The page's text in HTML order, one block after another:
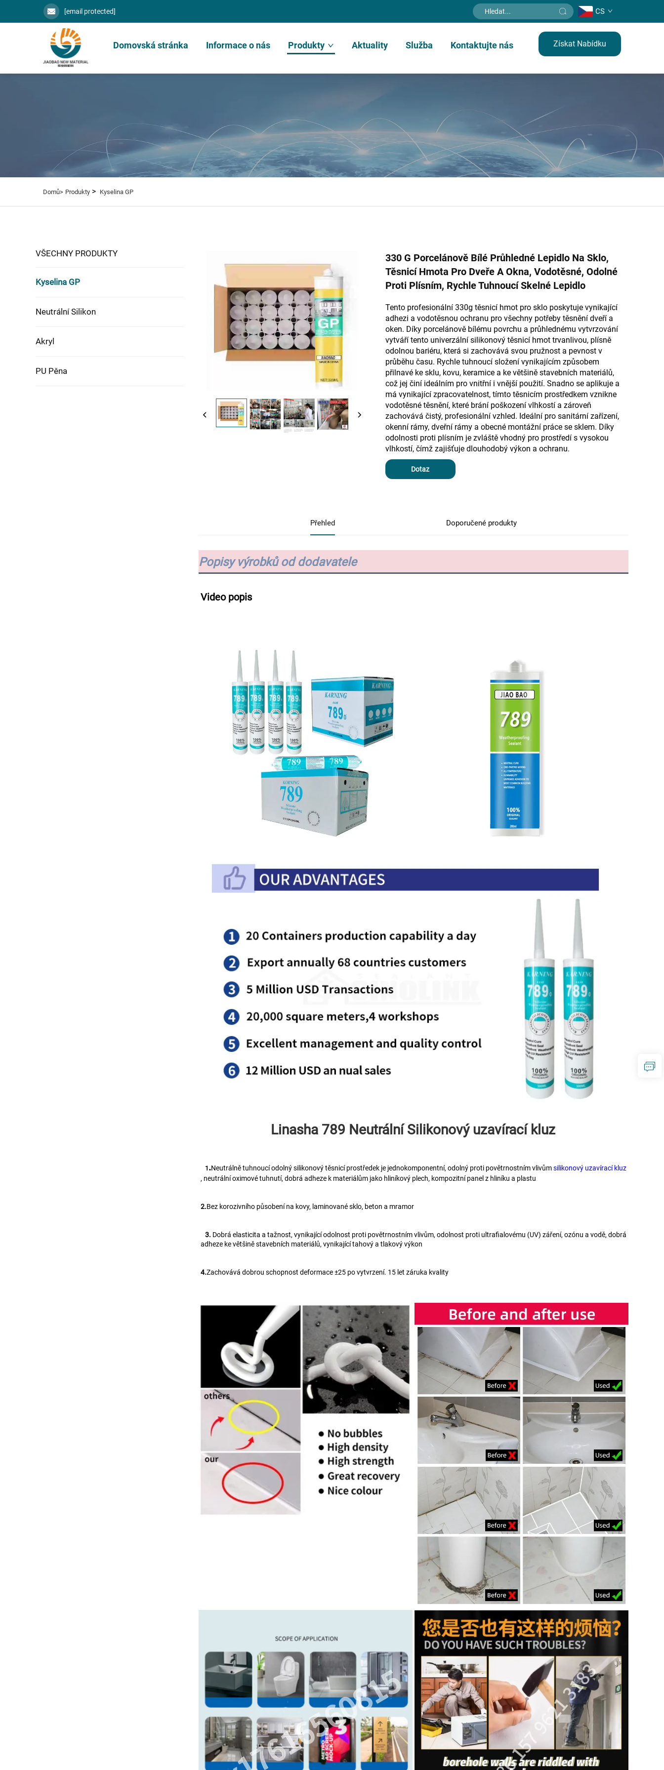
[email protected] CS
Domovská stránka Informace o nás Produkty Aktuality Služba Kontaktujte nás Získat Nabídku
Domů> Produkty > Kyselina GP
VŠECHNY PRODUKTY
Kyselina GP
Neutrální Silikon
Akryl
PU Pěna
330 G Porcelánově Bílé Průhledné Lepidlo Na Sklo,
Těsnicí Hmota Pro Dveře A Okna, Vodotěsné, Odolné
Proti Plísním, Rychle Tuhnoucí Skelné Lepidlo
Tento profesionální 330g těsnicí hmot pro sklo poskytuje vynikající
adhezi a vodotěsnou ochranu pro všechny potřeby těsnění dveří a
oken. Díky porcelánově bílému povrchu a průhlednému vytvrzování
vytváří tento univerzální silikonový těsnicí hmot trvanlivou, plísně
odolnou bariéru, která si zachovává svou pružnost a pevnost v
průběhu času. Rychle tuhnoucí složení vynikajícím způsobem
přilnavé ke sklu, kovu, keramice a ke většině stavebních materiálů,
což jej činí ideálním pro vnitřní i vnější použití. Snadno se aplikuje a
má vynikající zpracovatelnost, tímto těsnicím prostředkem vznikne
vodotěsné těsnění, které brání poškození vlhkostí a zároveň
zachovává čistý, profesionální vzhled. Ideální pro sanitární zařízení,
okenní rámy, dveřní rámy a obecné montážní práce se sklem. Díky
odolnosti proti plísním je zvláště vhodný pro prostředí s vysokou
vlhkostí, čímž zajišťuje dlouhodobý výkon a ochranu.
Dotaz
Přehled Doporučené produkty
Popisy výrobků od dodavatele
Video popis
Linasha 789 Neutrální Silikonový uzavírací kluz
   1
.Neutrálně tuhnoucí odolný silikonový těsnicí prostředek je jednokomponentní, odolný proti povětrnostním vlivům
, neutrální oximové tuhnutí, dobrá adheze k materiálům jako hliníkový plech, kompozitní panel z hliníku a plastu
2.Bez korozivního působení na kovy, laminované sklo, beton a mramor
   3.
Dobrá elasticita a tažnost, vynikající odolnost proti povětrnostním vlivům, odolnost proti ultrafialovému (UV) záření, ozónu a vodě, dobrá
adheze ke většině stavebních materiálů, vynikající tahový a tlakový výkon
4.Zachovává dobrou schopnost deformace ±25 po vytvrzení. 15 let záruka kvality